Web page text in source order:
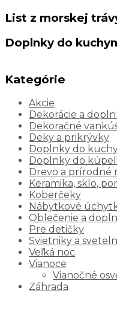
List z morskej
Doplnky do
Kategórie
Akcie
Dekorácie a
Dekoračné
Deky a prikrývky
Doplnky do
Doplnky do
Drevo a prírodné
Keramika, sklo,
Koberčeky
Nábytkové
Oblečenie a
Pre detičky
Svietniky a
Veľká noc
Vianoce
Vianočné
Záhrada